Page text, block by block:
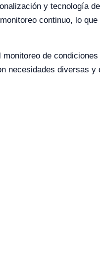
y tecnología
continuo, lo
de
necesidades diversas y